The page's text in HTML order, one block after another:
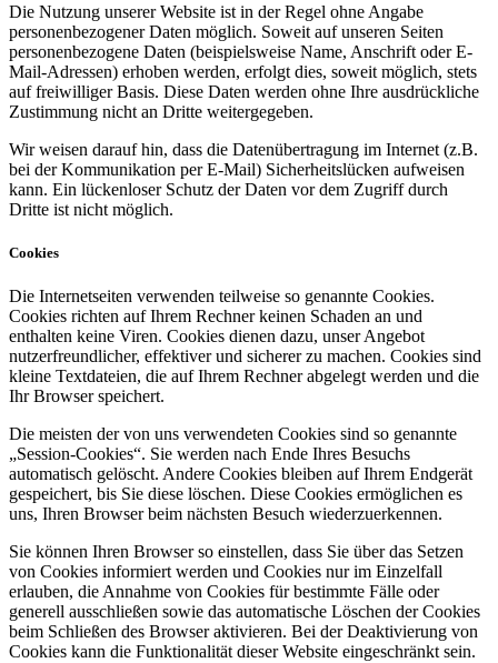
Die Nutzung unserer Website ist in der Regel ohne Angabe
personenbezogener Daten möglich. Soweit auf unseren Seiten
personenbezogene Daten (beispielsweise Name, Anschrift oder E-
Mail-Adressen) erhoben werden, erfolgt dies, soweit möglich, stets
auf freiwilliger Basis. Diese Daten werden ohne Ihre ausdrückliche
Zustimmung nicht an Dritte weitergegeben.
Wir weisen darauf hin, dass die Datenübertragung im Internet (z.B.
bei der Kommunikation per E-Mail) Sicherheitslücken aufweisen
kann. Ein lückenloser Schutz der Daten vor dem Zugriff durch
Dritte ist nicht möglich.
Cookies
Die Internetseiten verwenden teilweise so genannte Cookies.
Cookies richten auf Ihrem Rechner keinen Schaden an und
enthalten keine Viren. Cookies dienen dazu, unser Angebot
nutzerfreundlicher, effektiver und sicherer zu machen. Cookies sind
kleine Textdateien, die auf Ihrem Rechner abgelegt werden und die
Ihr Browser speichert.
Die meisten der von uns verwendeten Cookies sind so genannte
„Session-Cookies“. Sie werden nach Ende Ihres Besuchs
automatisch gelöscht. Andere Cookies bleiben auf Ihrem Endgerät
gespeichert, bis Sie diese löschen. Diese Cookies ermöglichen es
uns, Ihren Browser beim nächsten Besuch wiederzuerkennen.
Sie können Ihren Browser so einstellen, dass Sie über das Setzen
von Cookies informiert werden und Cookies nur im Einzelfall
erlauben, die Annahme von Cookies für bestimmte Fälle oder
generell ausschließen sowie das automatische Löschen der Cookies
beim Schließen des Browser aktivieren. Bei der Deaktivierung von
Cookies kann die Funktionalität dieser Website eingeschränkt sein.